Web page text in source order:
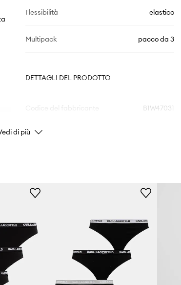
Flessibilità elastico
Multipack pacco da 3
DETTAGLI DEL PRODOTTO
B1W47031
Colore del fabbricante
Marchio/Brand Karl Lagerfeld
di più